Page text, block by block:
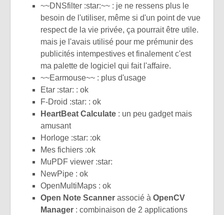
~~DNSfilter :star:~~ : je ne ressens plus le
besoin de l'utiliser, même si d'un point de vue
respect de la vie privée, ça pourrait être utile.
mais je l'avais utilisé pour me prémunir des
publicités intempestives et finalement c'est
ma palette de logiciel qui fait l'affaire.
~~Earmouse~~ : plus d'usage
Etar :star: : ok
F-Droid :star: : ok
HeartBeat Calculate : un peu gadget mais
amusant
Horloge :star: :ok
Mes fichiers :ok
MuPDF viewer :star:
NewPipe : ok
OpenMultiMaps : ok
Open Note Scanner associé à OpenCV
Manager : combinaison de 2 applications